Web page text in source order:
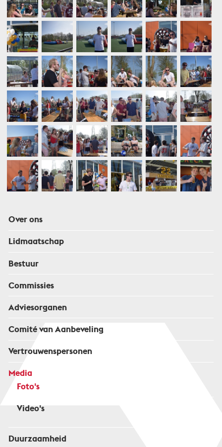
Over ons
Lidmaatschap
Bestuur
Commissies
Adviesorganen
Comité van Aanbeveling
Vertrouwenspersonen
Media
Foto's
Video's
Duurzaamheid